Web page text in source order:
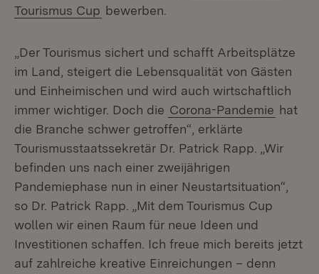
Tourismus Cup (Öffnet in neuem Fenster)
bewerben.
„Der Tourismus sichert und schafft Arbeitsplätze
im Land, steigert die Lebensqualität von Gästen
und Einheimischen und wird auch wirtschaftlich
immer wichtiger. Doch die Corona-Pandemie hat
die Branche schwer getroffen“, erklärte
Tourismusstaatssekretär Dr. Patrick Rapp. „Wir
befinden uns nach einer zweijährigen
Pandemiephase nun in einer Neustartsituation“,
so Dr. Patrick Rapp. „Mit dem Tourismus Cup
wollen wir einen Raum für neue Ideen und
Investitionen schaffen. Ich freue mich bereits jetzt
auf zahlreiche kreative Einreichungen – denn